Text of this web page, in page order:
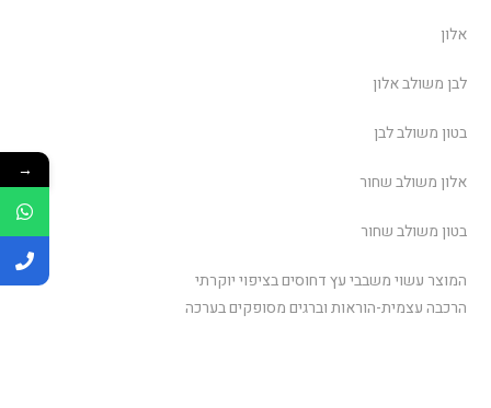
אלון
לבן משולב אלון
בטון משולב לבן
אלון משולב שחור
בטון משולב שחור
המוצר עשוי משבבי עץ דחוסים בציפוי יוקרתי
הרכבה עצמית-הוראות וברגים מסופקים בערכה
→